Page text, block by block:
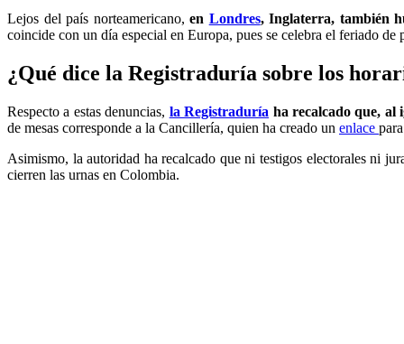
Lejos del país norteamericano,en Londres, Inglaterra, también
coincide con un día especial en Europa, pues se celebra el feriado de
¿Qué dice la Registraduría sobre los
Respecto a estas denuncias, la Registraduría ha recalcado que, al
de mesas corresponde a la Cancillería, quien ha creado un enlace
Asimismo, la autoridad ha recalcado que ni testigos electorales ni
cierren las urnas en Colombia.